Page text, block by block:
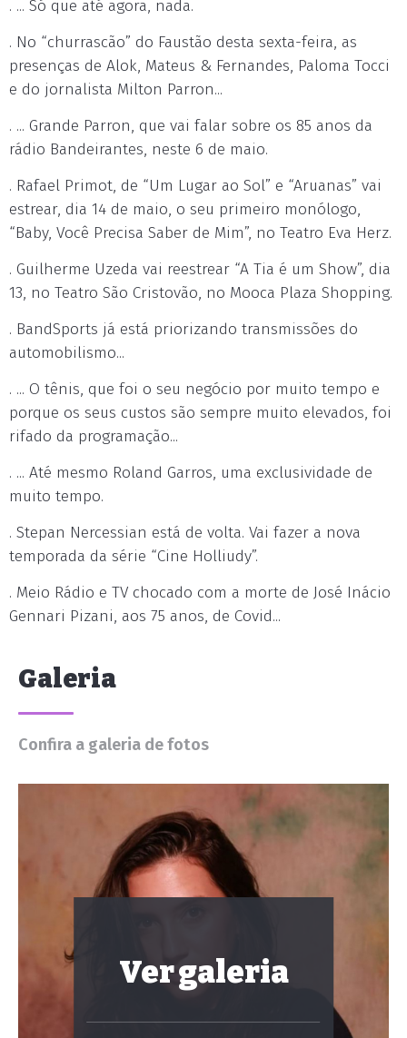
. ... Só que até agora, nada.
. No “churrascão” do Faustão desta sexta-feira, as
presenças de Alok, Mateus & Fernandes, Paloma Tocci
e do jornalista Milton Parron...
. ... Grande Parron, que vai falar sobre os 85 anos da
rádio Bandeirantes, neste 6 de maio.
. Rafael Primot, de “Um Lugar ao Sol” e “Aruanas” vai
estrear, dia 14 de maio, o seu primeiro monólogo,
“Baby, Você Precisa Saber de Mim”, no Teatro Eva Herz.
. Guilherme Uzeda vai reestrear “A Tia é um Show”, dia
13, no Teatro São Cristovão, no Mooca Plaza Shopping.
. BandSports já está priorizando transmissões do
automobilismo...
. ... O tênis, que foi o seu negócio por muito tempo e
porque os seus custos são sempre muito elevados, foi
rifado da programação...
. ... Até mesmo Roland Garros, uma exclusividade de
muito tempo.
. Stepan Nercessian está de volta. Vai fazer a nova
temporada da série “Cine Holliudy”.
. Meio Rádio e TV chocado com a morte de José Inácio
Gennari Pizani, aos 75 anos, de Covid...
Galeria
Confira a galeria de fotos
Ver galeria